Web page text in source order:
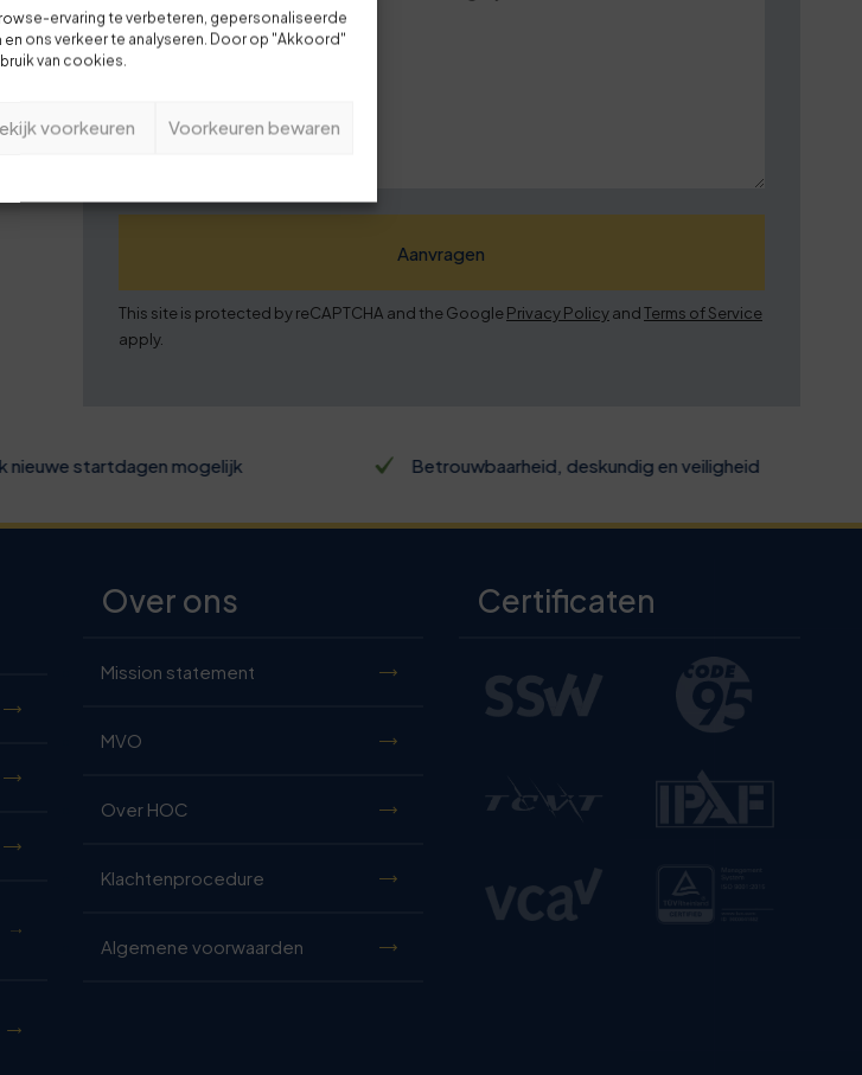
ervaring te verbeteren, gepersonaliseerde
ons verkeer te analyseren. Door op "Akkoord"
van cookies.
voorkeuren Voorkeuren bewaren
This site is protected by reCAPTCHA and the GooglePrivacy PolicyandTerms of Service
apply.
nieuwe startdagen mogelijk Betrouwbaarheid, deskundig en veiligheid
Over ons
Mission statement
MVO
Over HOC
Klachtenprocedure
Algemene voorwaarden
Certificaten